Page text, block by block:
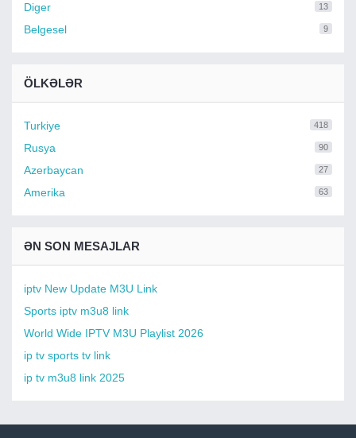
Diger 13
Belgesel 9
ÖLKƏLƏR
Turkiye 418
Rusya 90
Azerbaycan 27
Amerika 63
ƏN SON MESAJLAR
iptv New Update M3U Link
Sports iptv m3u8 link
World Wide IPTV M3U Playlist 2026
ip tv sports tv link
ip tv m3u8 link 2025